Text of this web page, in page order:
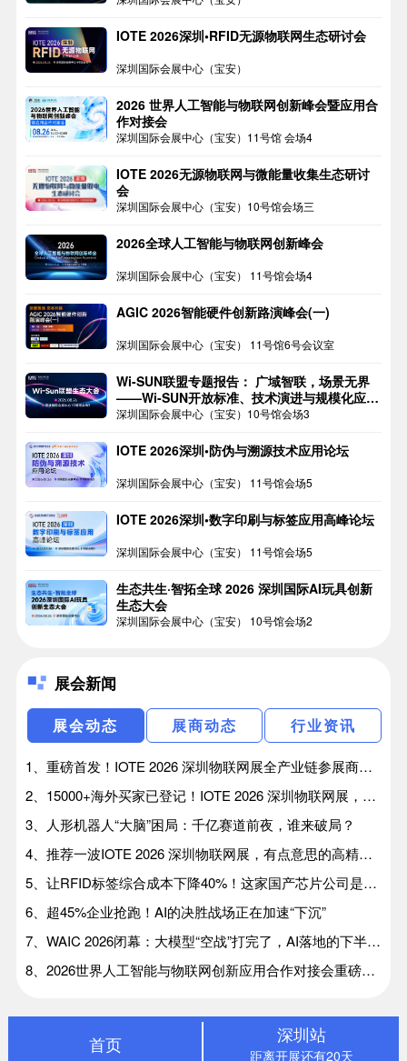
IOTE 2026深圳•RFID无源物联网生态研讨会
深圳国际会展中心（宝安）
2026 世界人工智能与物联网创新峰会暨应用合
作对接会
深圳国际会展中心（宝安）11号馆 会场4
IOTE 2026无源物联网与微能量收集生态研讨
会
深圳国际会展中心（宝安）10号馆会场三
2026全球人工智能与物联网创新峰会
深圳国际会展中心（宝安） 11号馆会场4
AGIC 2026智能硬件创新路演峰会(一)
深圳国际会展中心（宝安） 11号馆6号会议室
Wi-SUN联盟专题报告： 广域智联，场景无界
——Wi-SUN开放标准、技术演进与规模化应用
论坛
深圳国际会展中心（宝安）10号馆会场3
IOTE 2026深圳•防伪与溯源技术应用论坛
深圳国际会展中心（宝安） 11号馆会场5
IOTE 2026深圳•数字印刷与标签应用高峰论坛
深圳国际会展中心（宝安） 11号馆会场5
生态共生·智拓全球 2026 深圳国际AI玩具创新
生态大会
深圳国际会展中心（宝安） 10号馆会场2
展会新闻
展会动态 展商动态 行业资讯
1、重磅首发！IOTE 2026 深圳物联网展全产业链参展商图谱，逛展找厂商一站式攻略
2、15000+海外买家已登记！IOTE 2026 深圳物联网展，AI硬件出海为什么非来不可？
3、人形机器人“大脑”困局：千亿赛道前夜，谁来破局？
4、推荐一波IOTE 2026 深圳物联网展，有点意思的高精尖+趣味黑科技展品！
5、让RFID标签综合成本下降40%！这家国产芯片公司是怎么做到的
6、超45%企业抢跑！AI的决胜战场正在加速“下沉”
7、WAIC 2026闭幕：大模型“空战”打完了，AI落地的下半场在8月IOTE深圳物联网展
8、2026世界人工智能与物联网创新应用合作对接会重磅启幕
首页 深圳站
距离开展还有20天